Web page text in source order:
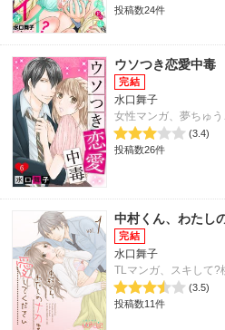
投稿数24件
ウソつき恋愛中毒
水口舞子
女性マンガ、夢ちゅ
(3.4)
投稿数26件
中村くん、わたし
水口舞子
TLマンガ、スキして?
(3.5)
投稿数11件